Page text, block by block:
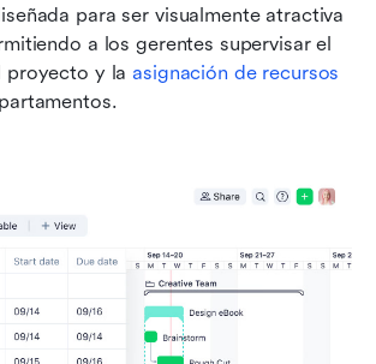
para ser visualmente atractiva
a los gerentes supervisar el
proyecto y la asignación de recursos